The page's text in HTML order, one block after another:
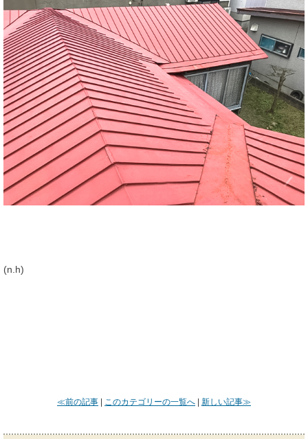
(n.h)
≪前の記事 | このカテゴリーの一覧へ | 新しい記事≫